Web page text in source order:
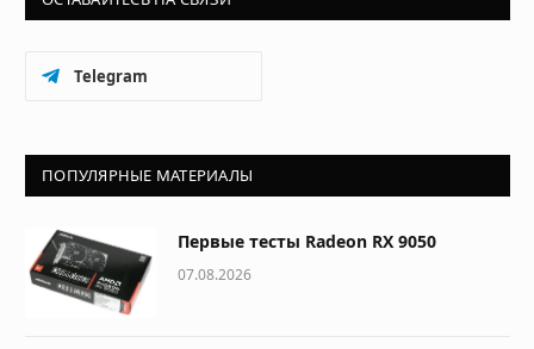
Telegram
ПОПУЛЯРНЫЕ МАТЕРИАЛЫ
Первые тесты Radeon RX 9050
07.08.2026